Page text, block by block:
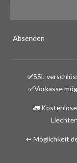
Absenden
✅SSL-
✅Vorkasse
🚛
↩️ Möglichkeit